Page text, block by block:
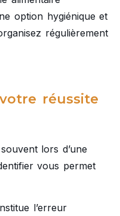
option hygiénique et
régulièrement
réussite
lors d’une
vous permet
l’erreur